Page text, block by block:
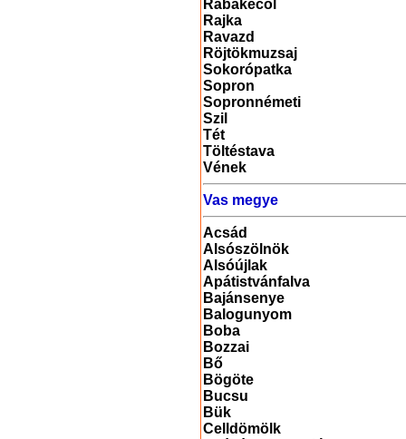
Rábakecöl
Rajka
Ravazd
Röjtökmuzsaj
Sokorópatka
Sopron
Sopronnémeti
Szil
Tét
Töltéstava
Vének
Vas megye
Acsád
Alsószölnök
Alsóújlak
Apátistvánfalva
Bajánsenye
Balogunyom
Boba
Bozzai
Bő
Bögöte
Bucsu
Bük
Celldömölk